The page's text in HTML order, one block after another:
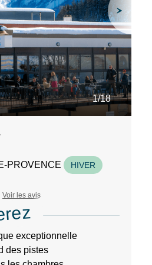
1/18
PROVENCE HIVER
Voir les avis
exceptionnelle
des pistes